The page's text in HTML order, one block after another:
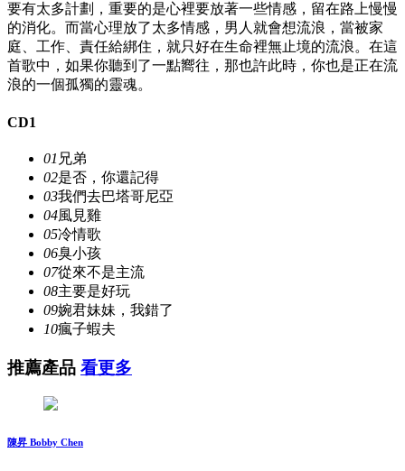
要有太多計劃，重要的是心裡要放著一些情感，留在路上慢慢
的消化。而當心理放了太多情感，男人就會想流浪，當被家
庭、工作、責任給綁住，就只好在生命裡無止境的流浪。在這
首歌中，如果你聽到了一點嚮往，那也許此時，你也是正在流
浪的一個孤獨的靈魂。
CD1
01 兄弟
02是否，你還記得
03我們去巴塔哥尼亞
04風見雞
05冷情歌
06臭小孩
07從來不是主流
08主要是好玩
09婉君妹妹，我錯了
10瘋子蝦夫
推薦產品 看更多
陳昇 Bobby Chen